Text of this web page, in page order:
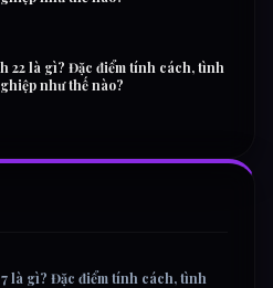
22 là gì? Đặc điểm tính cách, tình
như thế nào?
7 là gì? Đặc điểm tính cách, tình